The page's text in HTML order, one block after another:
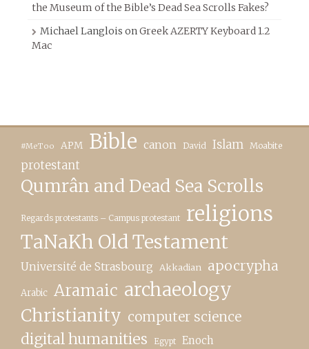
the Museum of the Bible’s Dead Sea Scrolls Fakes?
Michael Langlois onGreek AZERTY Keyboard 1.2
Mac
#MeToo APM Bible canon David Islam Moabite
protestant
Qumrân and Dead Sea Scrolls
Regards protestants – Campus protestant religions
TaNaKh Old Testament
Université de Strasbourg Akkadian apocrypha
Arabic Aramaic archaeology
Christianity computer science
digital humanities Egypt Enoch